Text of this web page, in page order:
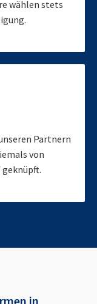
wählen stets
Partnern
von
in